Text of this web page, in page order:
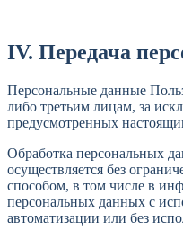
IV. Передача
Персональные данные
либо третьим лицам, за
предусмотренных
Обработка персональных
осуществляется без
способом, в том числе в
персональных данных с
автоматизации или без